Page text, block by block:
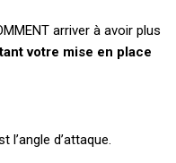
arriver à avoir plus
votre mise en place
l’angle d’attaque.